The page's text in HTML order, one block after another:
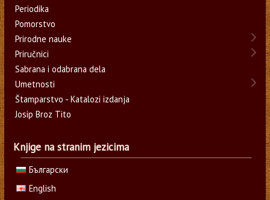
Periodika
Pomorstvo
Prirodne nauke
Priručnici
Sabrana i odabrana dela
Umetnosti
Štamparstvo - Katalozi izdanja
Josip Broz Tito
Knjige na stranim jezicima
Български
English